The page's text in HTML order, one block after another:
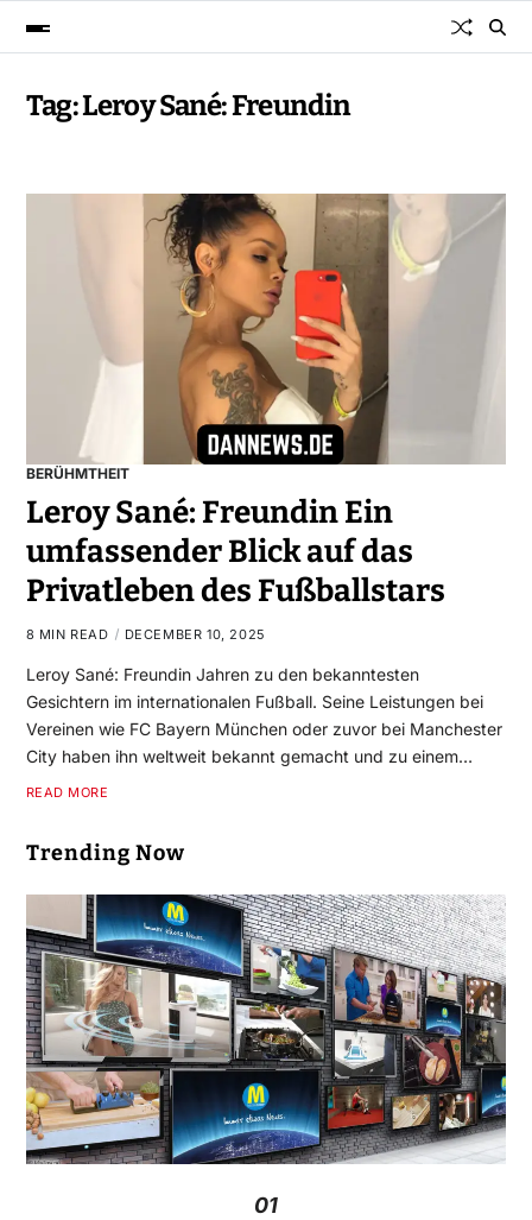
Tag:Leroy Sané: Freundin
BERÜHMTHEIT
Leroy Sané: Freundin Ein
umfassender Blick auf das
Privatleben des Fußballstars
8 MIN READ DECEMBER 10, 2025
Leroy Sané: Freundin Jahren zu den bekanntesten
Gesichtern im internationalen Fußball. Seine Leistungen bei
Vereinen wie FC Bayern München oder zuvor bei Manchester
City haben ihn weltweit bekannt gemacht und zu einem…
READ MORE
Trending Now
01